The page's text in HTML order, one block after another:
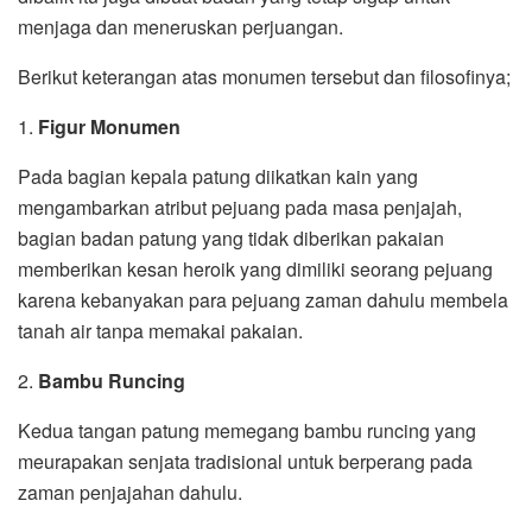
menjaga dan meneruskan perjuangan.
Berikut keterangan atas monumen tersebut dan filosofinya;
1. Figur Monumen
Pada bagian kepala patung diikatkan kain yang
mengambarkan atribut pejuang pada masa penjajah,
bagian badan patung yang tidak diberikan pakaian
memberikan kesan heroik yang dimiliki seorang pejuang
karena kebanyakan para pejuang zaman dahulu membela
tanah air tanpa memakai pakaian.
2. Bambu Runcing
Kedua tangan patung memegang bambu runcing yang
meurapakan senjata tradisional untuk berperang pada
zaman penjajahan dahulu.